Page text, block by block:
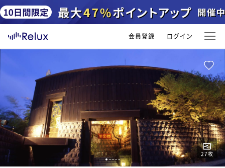
会員登録 ログイン
27枚
1234 5